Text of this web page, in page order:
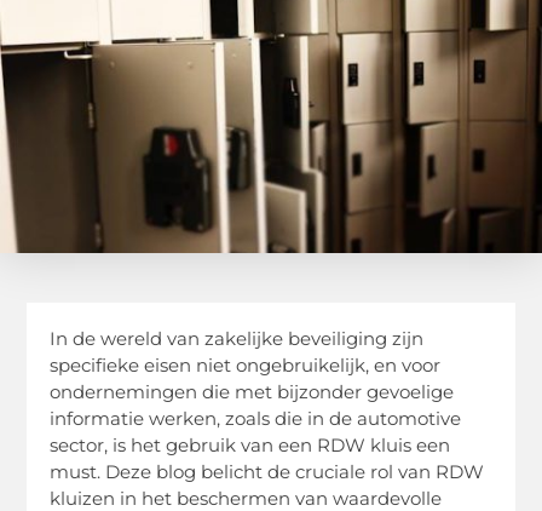
In de wereld van zakelijke beveiliging zijn
specifieke eisen niet ongebruikelijk, en voor
ondernemingen die met bijzonder gevoelige
informatie werken, zoals die in de automotive
sector, is het gebruik van een RDW kluis een
must. Deze blog belicht de cruciale rol van RDW
kluizen in het beschermen van waardevolle